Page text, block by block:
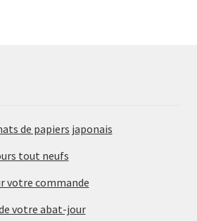
de papiers japonais
tout neufs
votre commande
votre abat-jour